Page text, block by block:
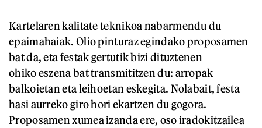
Kartelaren kalitate teknikoa nabarmendu du
epaimahaiak. Olio pinturaz egindako proposamen
bat da, eta festak gertutik bizi dituztenen
ohiko eszena bat transmititzen du: arropak
balkoietan eta leihoetan eskegita. Nolabait, festa
hasi aurreko giro hori ekartzen du gogora.
Proposamen xumea izanda ere, oso iradokitzailea